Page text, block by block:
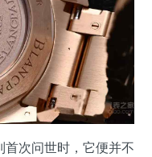
次问世时，它便并不